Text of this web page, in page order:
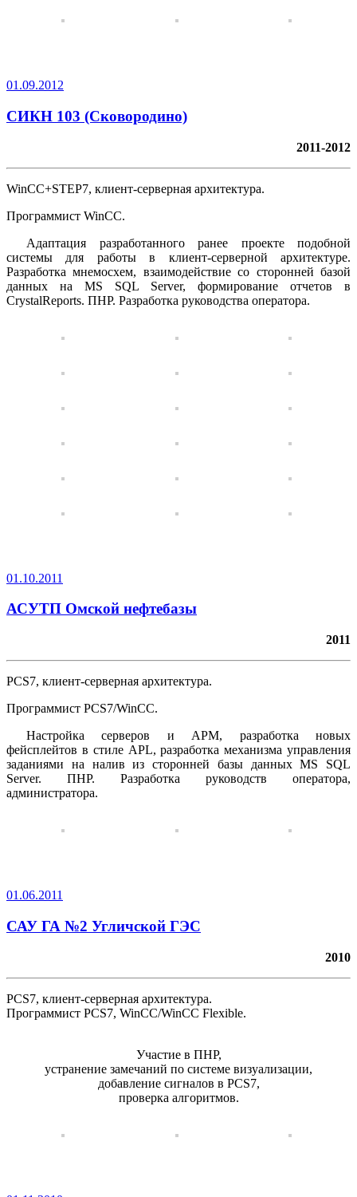
01.09.2012
СИКН 103 (Сковородино)
2011-2012
WinCC+STEP7, клиент-серверная архитектура.
Программист WinCC.
Адаптация разработанного ранее проекте подобной
системы для работы в клиент-серверной архитектуре.
Разработка мнемосхем, взаимодействие со сторонней базой
данных на MS SQL Server, формирование отчетов в
CrystalReports. ПНР. Разработка руководства оператора.
01.10.2011
АСУТП Омской нефтебазы
2011
PCS7, клиент-серверная архитектура.
Программист PCS7/WinCC.
Настройка серверов и АРМ, разработка новых
фейсплейтов в стиле APL, разработка механизма управления
заданиями на налив из сторонней базы данных MS SQL
Server. ПНР. Разработка руководств оператора,
администратора.
01.06.2011
САУ ГА №2 Угличской ГЭС
2010
PCS7, клиент-серверная архитектура.
Программист PCS7, WinCC/WinCC Flexible.
Участие в ПНР,
устранение замечаний по системе визуализации,
добавление сигналов в PCS7,
проверка алгоритмов.